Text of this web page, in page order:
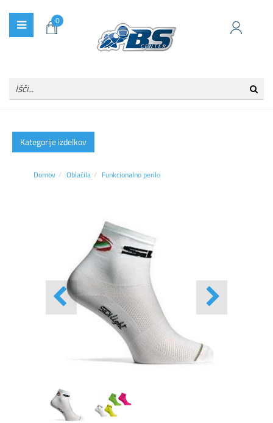
0
Kategorije izdelkov
Domov Oblačila Funkcionalno perilo